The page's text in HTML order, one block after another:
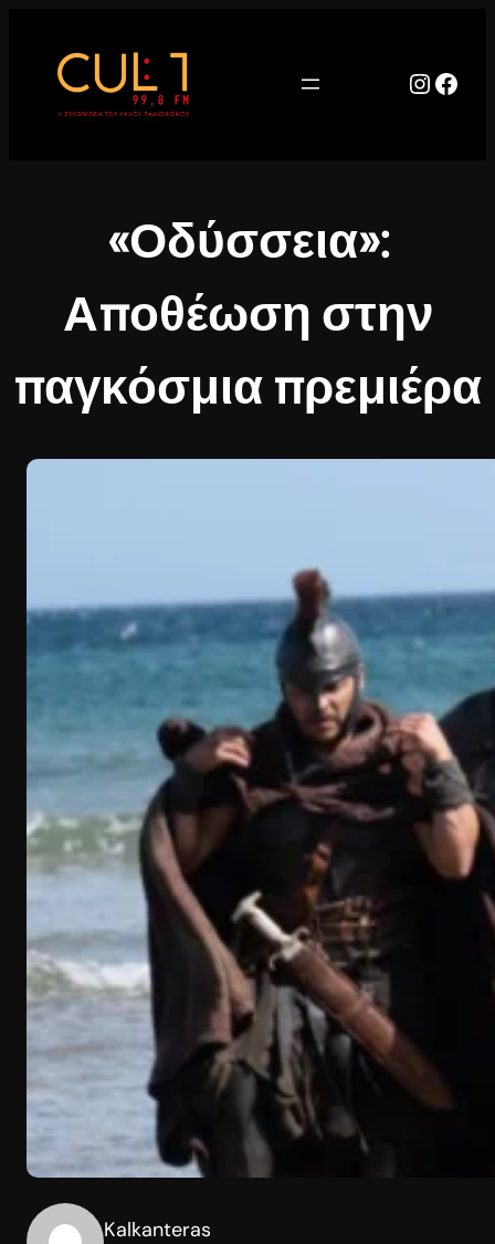
περιεχόμενο
«Οδύσσεια»:
Αποθέωση στην
παγκόσμια πρεμιέρα
Kalkanteras